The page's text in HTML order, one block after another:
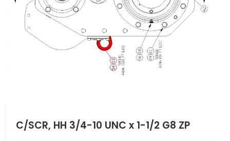
C/SCR, HH 3/4-10 UNC x 1-1/2 G8 ZP